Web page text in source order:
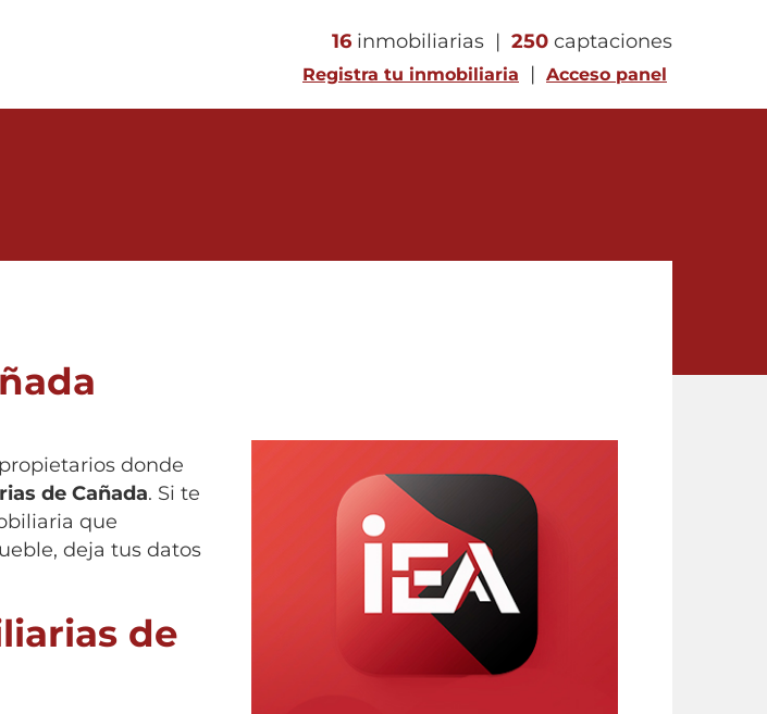
16 inmobiliarias | 250 captaciones
Registra tu inmobiliaria | Acceso panel
donde
de Cañada. Si te
que
deja tus datos
de